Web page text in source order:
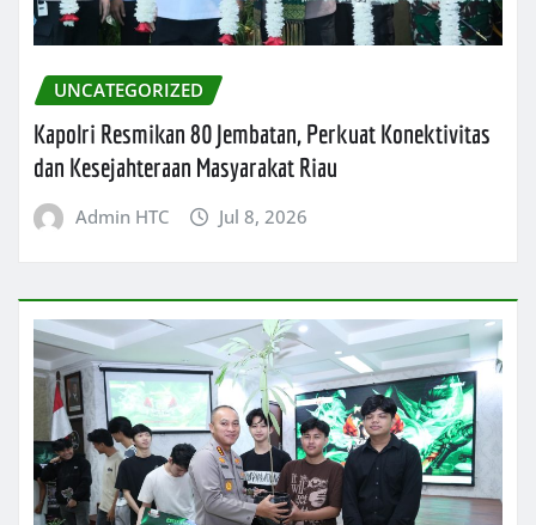
UNCATEGORIZED
Kapolri Resmikan 80 Jembatan, Perkuat Konektivitas
dan Kesejahteraan Masyarakat Riau
Admin HTC Jul 8, 2026